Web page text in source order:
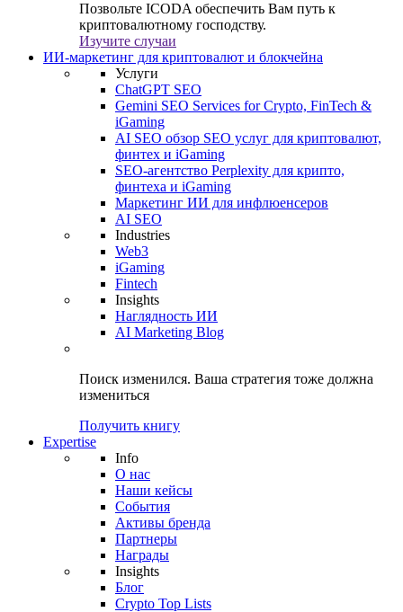
Позвольте ICODA обеспечить Вам путь к
криптовалютному господству.
Изучите случаи
ИИ-маркетинг для криптовалют и блокчейна
Услуги
ChatGPT SEO
Gemini SEO Services for Crypto, FinTech &
iGaming
AI SEO обзор SEO услуг для криптовалют,
финтех и iGaming
SEO-агентство Perplexity для крипто,
финтеха и iGaming
Маркетинг ИИ для инфлюенсеров
AI SEO
Industries
Web3
iGaming
Fintech
Insights
Наглядность ИИ
AI Marketing Blog
Поиск изменился. Ваша стратегия тоже должна
измениться
Получить книгу
Expertise
Info
О нас
Наши кейсы
События
Активы бренда
Партнеры
Награды
Insights
Блог
Crypto Top Lists